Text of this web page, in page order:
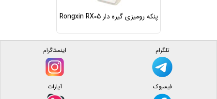
پنکه رومیزی گیره دار Rongxin RX05
تلگرام اینستاگرام
فیسبوک آپارات